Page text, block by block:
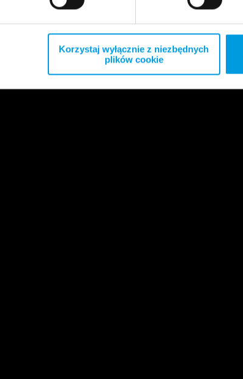
Korzystaj wyłącznie z niezbędnych
plików cookie